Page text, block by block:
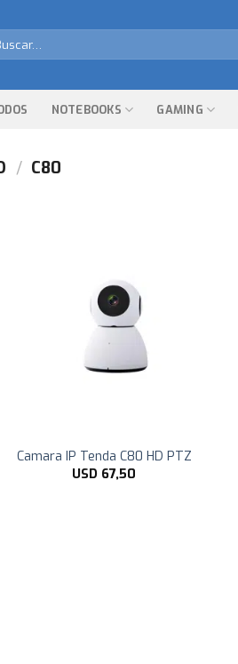
NOTEBOOKS GAMING
/ C80
Camara IP Tenda C80 HD PTZ
USD 67,50